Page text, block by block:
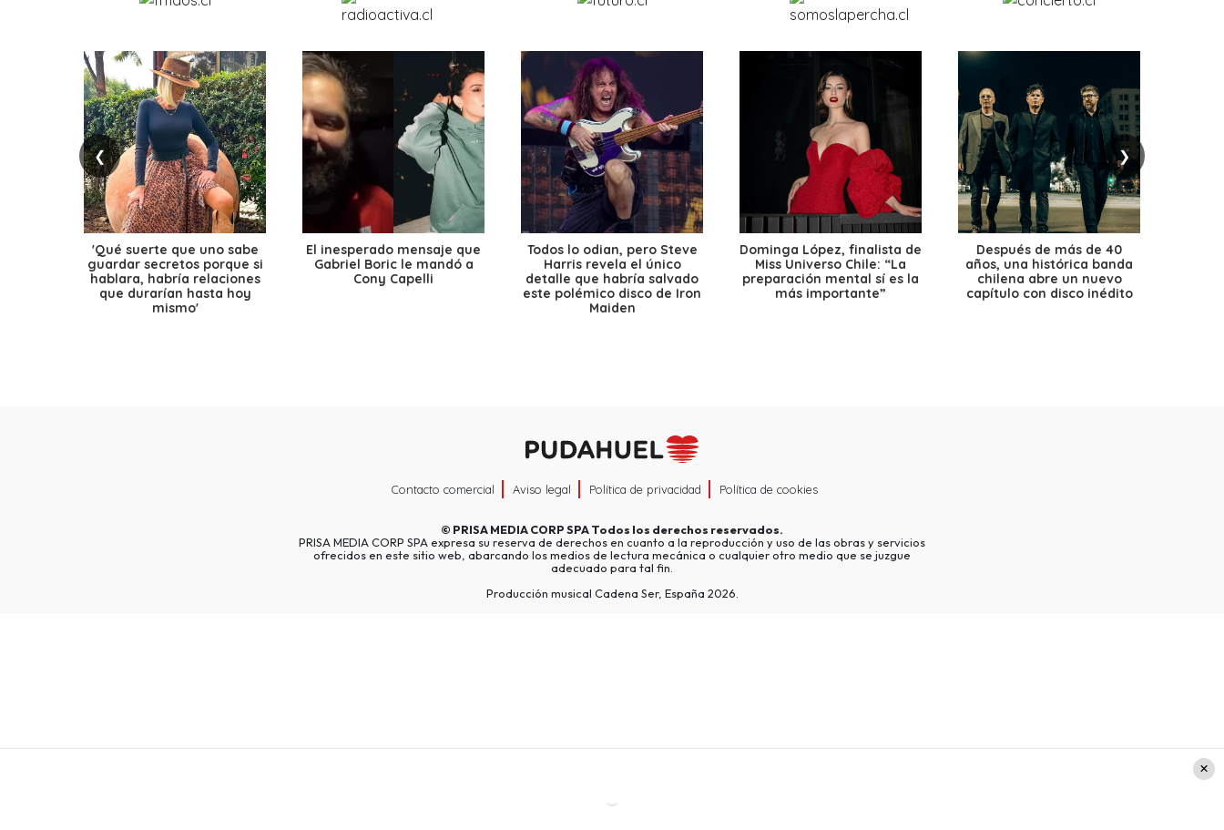
❮ ❯
'Qué suerte que uno sabe
guardar secretos porque si
hablara, habría relaciones
que durarían hasta hoy
mismo'
El inesperado mensaje que
Gabriel Boric le mandó a
Cony Capelli
Todos lo odian, pero Steve
Harris revela el único
detalle que habría salvado
este polémico disco de Iron
Maiden
Dominga López, finalista de
Miss Universo Chile: “La
preparación mental sí es la
más importante”
Después de más de 40
años, una histórica banda
chilena abre un nuevo
capítulo con disco inédito
Contacto comercial Aviso legal Política de privacidad Política de cookies
© PRISA MEDIA CORP SPATodos los derechos reservados.
PRISA MEDIA CORP SPA expresa su reserva de derechos en cuanto a la reproducción y uso de las obras y servicios
ofrecidos en este sitio web, abarcando los medios de lectura mecánica o cualquier otro medio que se juzgue
adecuado para tal fin.
Producción musical Cadena Ser, España 2026.